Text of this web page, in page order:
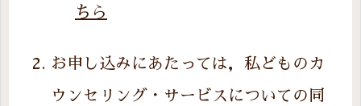
ちら
お申し込みにあたっては，私どものカ
ウンセリング・サービスについての同